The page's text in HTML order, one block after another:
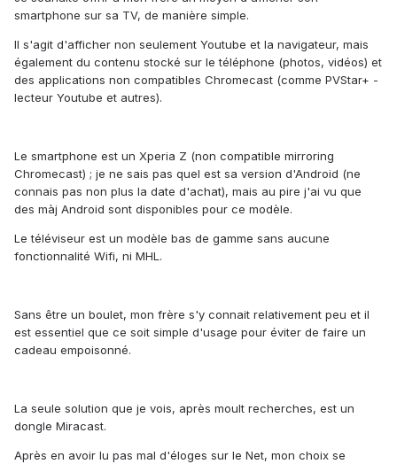
smartphone sur sa TV, de manière simple.
Il s'agit d'afficher non seulement Youtube et la navigateur, mais
également du contenu stocké sur le téléphone (photos, vidéos) et
des applications non compatibles Chromecast (comme PVStar+ -
lecteur Youtube et autres).
Le smartphone est un Xperia Z (non compatible mirroring
Chromecast) ; je ne sais pas quel est sa version d'Android (ne
connais pas non plus la date d'achat), mais au pire j'ai vu que
des màj Android sont disponibles pour ce modèle.
Le téléviseur est un modèle bas de gamme sans aucune
fonctionnalité Wifi, ni MHL.
Sans être un boulet, mon frère s'y connait relativement peu et il
est essentiel que ce soit simple d'usage pour éviter de faire un
cadeau empoisonné.
La seule solution que je vois, après moult recherches, est un
dongle Miracast.
Après en avoir lu pas mal d'éloges sur le Net, mon choix se